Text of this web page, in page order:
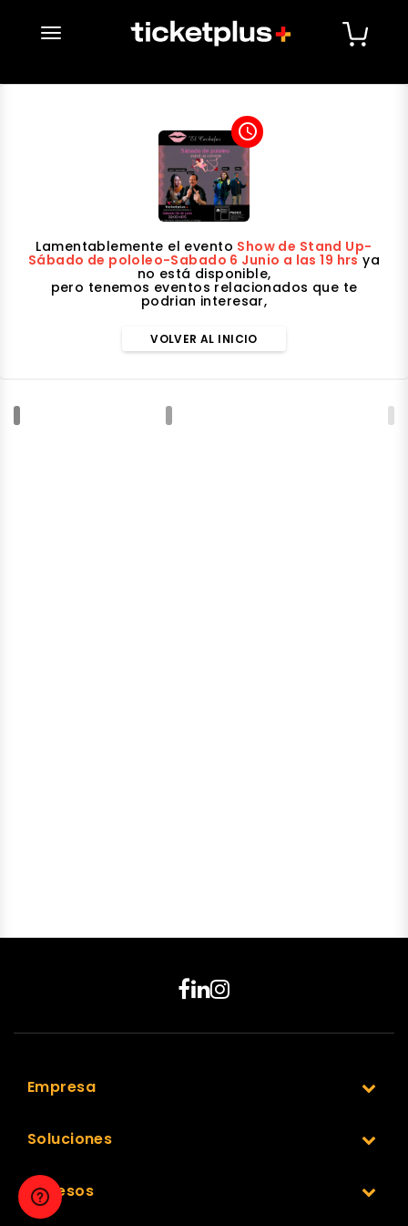
desplegar navegación
access_time
Lamentablemente el evento Show de Stand Up-
Sábado de pololeo-Sabado 6 Junio a las 19 hrs ya
no está disponible,
pero tenemos eventos relacionados que te
podrian interesar,
VOLVER AL INICIO
Empresa
Soluciones
Accesos